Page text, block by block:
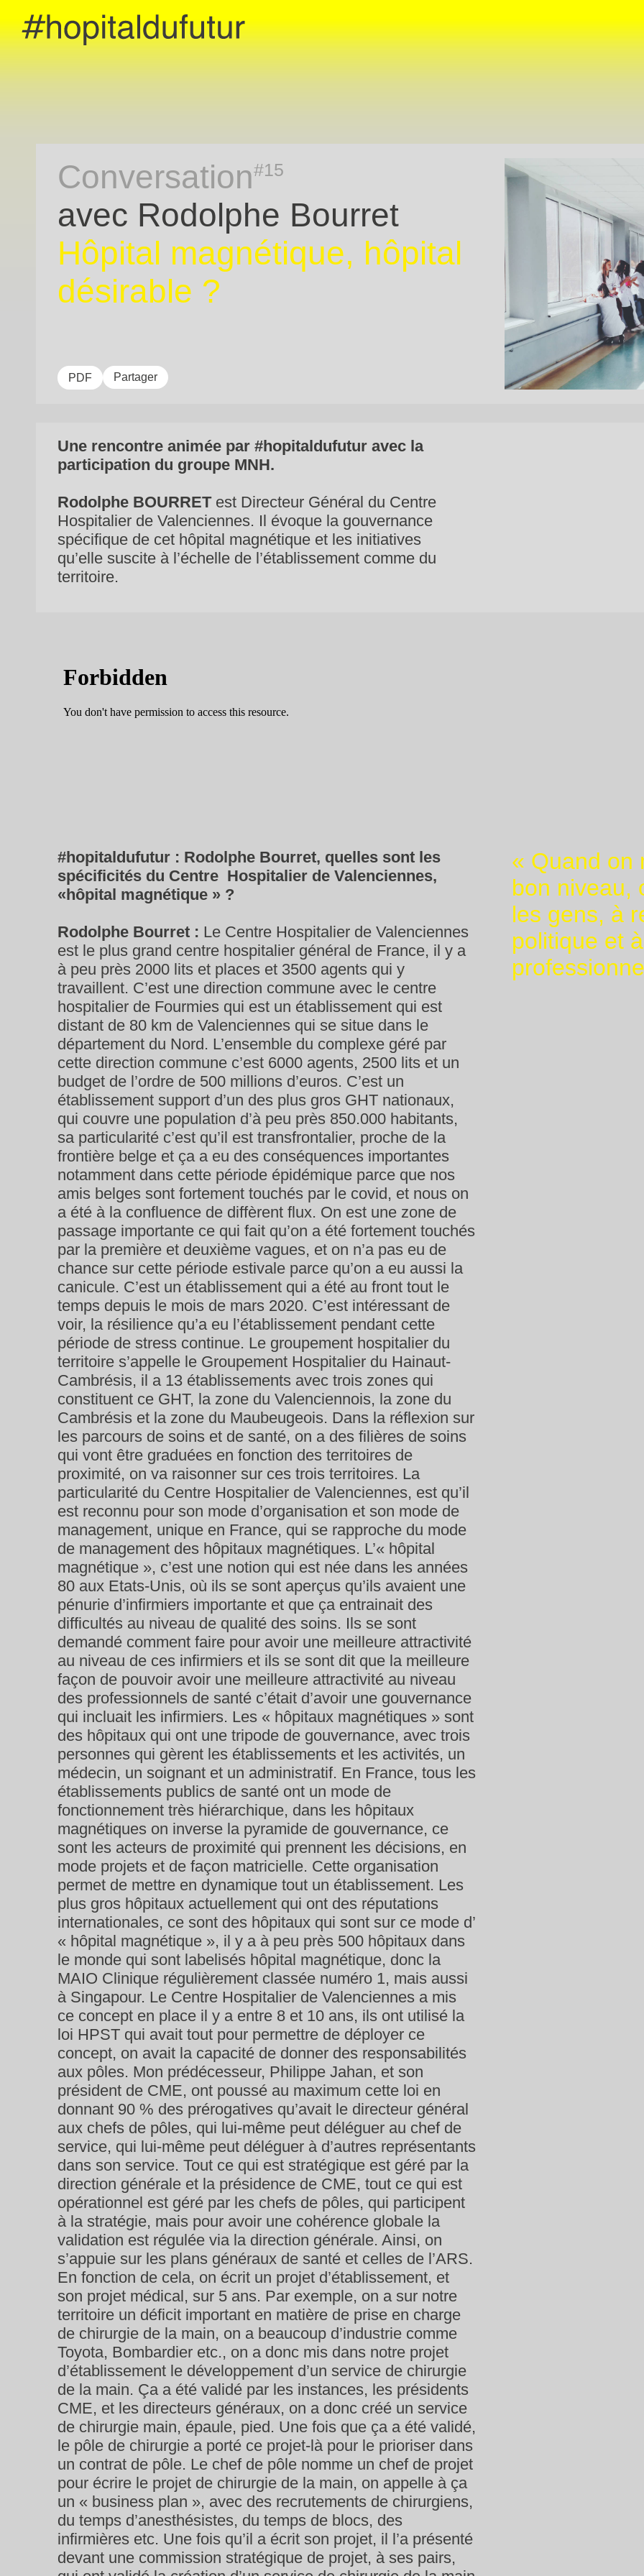
Conversation#15
avec Rodolphe Bourret
Hôpital magnétique, hôpital
désirable ?
PDF Partager
Une rencontre animée par #hopitaldufutur avec la
participation du groupe MNH.
Rodolphe BOURRET est Directeur Général du Centre
Hospitalier de Valenciennes. Il évoque la gouvernance
spécifique de cet hôpital magnétique et les initiatives
qu’elle suscite à l’échelle de l’établissement comme du
territoire.
#hopitaldufutur : Rodolphe Bourret, quelles sont les
spécificités du Centre Hospitalier de Valenciennes,
«hôpital magnétique » ?
Rodolphe Bourret : Le Centre Hospitalier de Valenciennes
est le plus grand centre hospitalier général de France, il y a
à peu près 2000 lits et places et 3500 agents qui y
travaillent. C’est une direction commune avec le centre
hospitalier de Fourmies qui est un établissement qui est
distant de 80 km de Valenciennes qui se situe dans le
département du Nord. L’ensemble du complexe géré par
cette direction commune c’est 6000 agents, 2500 lits et un
budget de l’ordre de 500 millions d’euros. C’est un
établissement support d’un des plus gros GHT nationaux,
qui couvre une population d’à peu près 850.000 habitants,
sa particularité c’est qu’il est transfrontalier, proche de la
frontière belge et ça a eu des conséquences importantes
notamment dans cette période épidémique parce que nos
amis belges sont fortement touchés par le covid, et nous on
a été à la confluence de diffèrent flux. On est une zone de
passage importante ce qui fait qu’on a été fortement touchés
par la première et deuxième vagues, et on n’a pas eu de
chance sur cette période estivale parce qu’on a eu aussi la
canicule. C’est un établissement qui a été au front tout le
temps depuis le mois de mars 2020. C’est intéressant de
voir, la résilience qu’a eu l’établissement pendant cette
période de stress continue. Le groupement hospitalier du
territoire s’appelle le Groupement Hospitalier du Hainaut-
Cambrésis, il a 13 établissements avec trois zones qui
constituent ce GHT, la zone du Valenciennois, la zone du
Cambrésis et la zone du Maubeugeois. Dans la réflexion sur
les parcours de soins et de santé, on a des filières de soins
qui vont être graduées en fonction des territoires de
proximité, on va raisonner sur ces trois territoires. La
particularité du Centre Hospitalier de Valenciennes, est qu’il
est reconnu pour son mode d’organisation et son mode de
management, unique en France, qui se rapproche du mode
de management des hôpitaux magnétiques. L’« hôpital
magnétique », c’est une notion qui est née dans les années
80 aux Etats-Unis, où ils se sont aperçus qu’ils avaient une
pénurie d’infirmiers importante et que ça entrainait des
difficultés au niveau de qualité des soins. Ils se sont
demandé comment faire pour avoir une meilleure attractivité
au niveau de ces infirmiers et ils se sont dit que la meilleure
façon de pouvoir avoir une meilleure attractivité au niveau
des professionnels de santé c’était d’avoir une gouvernance
qui incluait les infirmiers. Les « hôpitaux magnétiques » sont
des hôpitaux qui ont une tripode de gouvernance, avec trois
personnes qui gèrent les établissements et les activités, un
médecin, un soignant et un administratif. En France, tous les
établissements publics de santé ont un mode de
fonctionnement très hiérarchique, dans les hôpitaux
magnétiques on inverse la pyramide de gouvernance, ce
sont les acteurs de proximité qui prennent les décisions, en
mode projets et de façon matricielle. Cette organisation
permet de mettre en dynamique tout un établissement. Les
plus gros hôpitaux actuellement qui ont des réputations
internationales, ce sont des hôpitaux qui sont sur ce mode d’
« hôpital magnétique », il y a à peu près 500 hôpitaux dans
le monde qui sont labelisés hôpital magnétique, donc la
MAIO Clinique régulièrement classée numéro 1, mais aussi
à Singapour. Le Centre Hospitalier de Valenciennes a mis
ce concept en place il y a entre 8 et 10 ans, ils ont utilisé la
loi HPST qui avait tout pour permettre de déployer ce
concept, on avait la capacité de donner des responsabilités
aux pôles. Mon prédécesseur, Philippe Jahan, et son
président de CME, ont poussé au maximum cette loi en
donnant 90 % des prérogatives qu’avait le directeur général
aux chefs de pôles, qui lui-même peut déléguer au chef de
service, qui lui-même peut déléguer à d’autres représentants
dans son service. Tout ce qui est stratégique est géré par la
direction générale et la présidence de CME, tout ce qui est
opérationnel est géré par les chefs de pôles, qui participent
à la stratégie, mais pour avoir une cohérence globale la
validation est régulée via la direction générale. Ainsi, on
s’appuie sur les plans généraux de santé et celles de l’ARS.
En fonction de cela, on écrit un projet d’établissement, et
son projet médical, sur 5 ans. Par exemple, on a sur notre
territoire un déficit important en matière de prise en charge
de chirurgie de la main, on a beaucoup d’industrie comme
Toyota, Bombardier etc., on a donc mis dans notre projet
d’établissement le développement d’un service de chirurgie
de la main. Ça a été validé par les instances, les présidents
CME, et les directeurs généraux, on a donc créé un service
de chirurgie main, épaule, pied. Une fois que ça a été validé,
le pôle de chirurgie a porté ce projet-là pour le prioriser dans
un contrat de pôle. Le chef de pôle nomme un chef de projet
pour écrire le projet de chirurgie de la main, on appelle à ça
un « business plan », avec des recrutements de chirurgiens,
du temps d’anesthésistes, du temps de blocs, des
infirmières etc. Une fois qu’il a écrit son projet, il l’a présenté
devant une commission stratégique de projet, à ses pairs,
Quand on
bon niveau,
les gens, à
politique et